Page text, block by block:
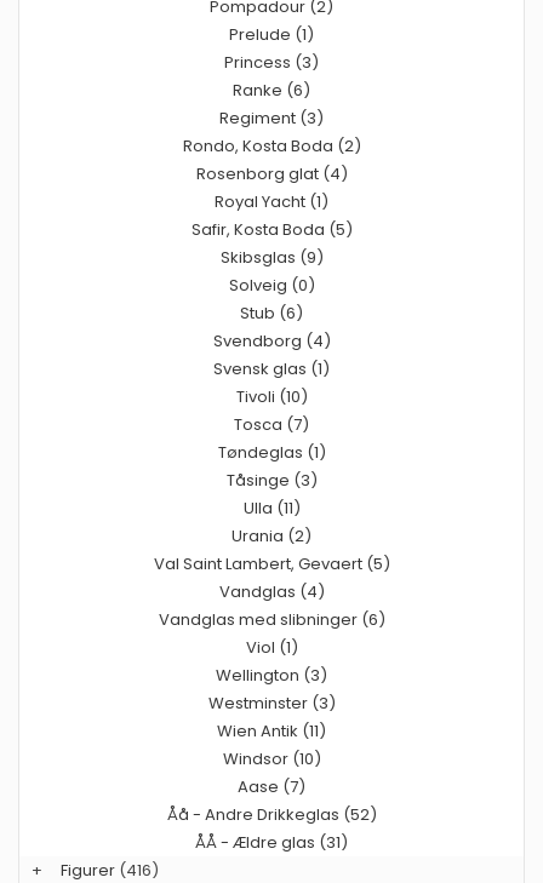
Pompadour (2)
Prelude (1)
Princess (3)
Ranke (6)
Regiment (3)
Rondo, Kosta Boda (2)
Rosenborg glat (4)
Royal Yacht (1)
Safir, Kosta Boda (5)
Skibsglas (9)
Solveig (0)
Stub (6)
Svendborg (4)
Svensk glas (1)
Tivoli (10)
Tosca (7)
Tøndeglas (1)
Tåsinge (3)
Ulla (11)
Urania (2)
Val Saint Lambert, Gevaert (5)
Vandglas (4)
Vandglas med slibninger (6)
Viol (1)
Wellington (3)
Westminster (3)
Wien Antik (11)
Windsor (10)
Aase (7)
Åå - Andre Drikkeglas (52)
ÅÅ - Ældre glas (31)
+
Figurer (416)